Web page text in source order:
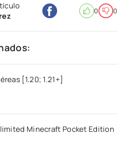
0 0
[1.20; 1.21+]
Minecraft Pocket Edition